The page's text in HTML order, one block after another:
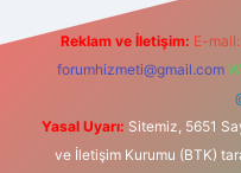
Reklam ve İletişim: E-mail:
forumhizmeti@gmail.com
Yasal Uyarı: Sitemiz, 5651
ve İletişim Kurumu (BTK)